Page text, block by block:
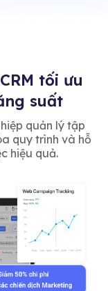
tối ưu
suất
quản lý tập
quy trình và hỗ
hiệu quả.